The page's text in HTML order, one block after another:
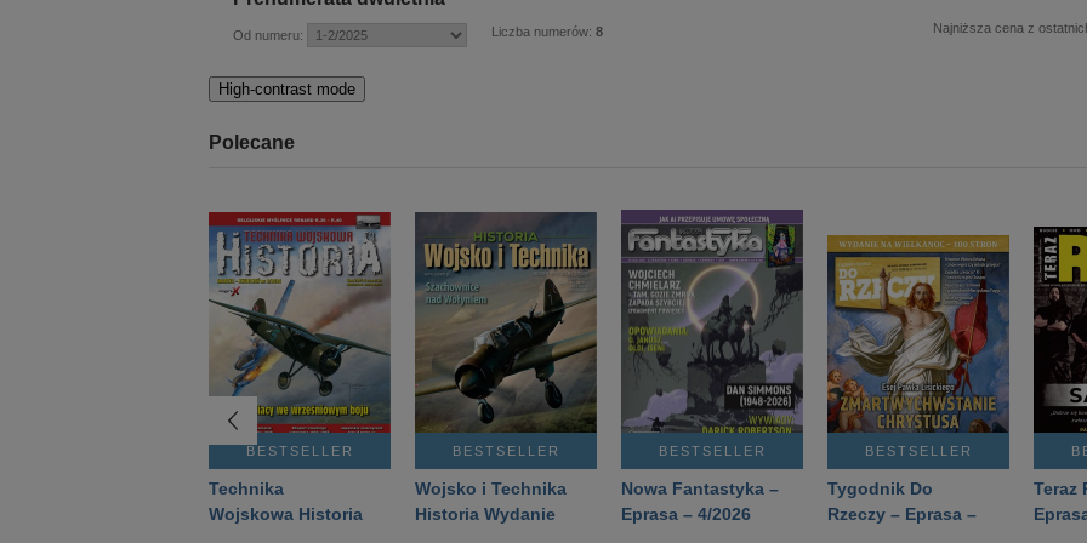
Od numeru: Liczba numerów: 8 Najniższa cena z
High-contrast mode
Polecane
BESTSELLER
Technika
Wojskowa Historia
BESTSELLER
Wojsko i Technika
Historia Wydanie
BESTSELLER
Nowa Fantastyka –
Eprasa – 4/2026
BESTSELLER
Tygodnik Do
Rzeczy – Eprasa –
Teraz